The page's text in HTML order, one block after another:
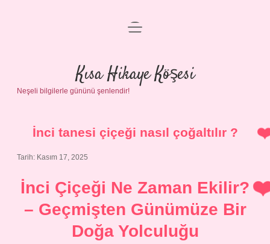
Anasayfa
Gizlilik Politikası
Yasal Uyarı
menüyü
Kısa Hikaye Köşesi
Neşeli bilgilerle gününü şenlendir!
İnci tanesi çiçeği nasıl çoğaltılır ?
Tarih: Kasım 17, 2025
İnci Çiçeği Ne Zaman Ekilir?
– Geçmişten Günümüze Bir
Doğa Yolculuğu